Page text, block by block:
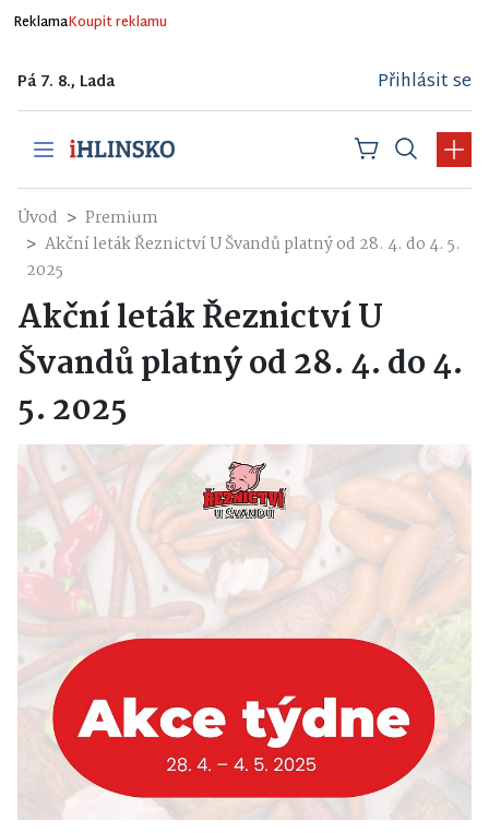
ReklamaKoupit reklamu
Pá 7. 8., Lada Přihlásit se
Úvod
Premium
Akční leták Řeznictví U Švandů platný od 28. 4. do 4. 5.
2025
Akční leták Řeznictví U
Švandů platný od 28. 4. do 4.
5. 2025